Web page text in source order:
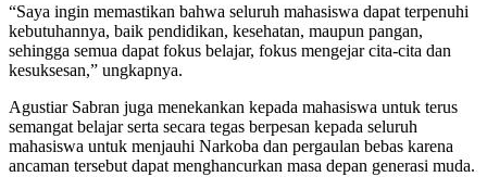
“Saya ingin memastikan bahwa seluruh mahasiswa dapat terpenuhi
kebutuhannya, baik pendidikan, kesehatan, maupun pangan,
sehingga semua dapat fokus belajar, fokus mengejar cita-cita dan
kesuksesan,” ungkapnya.
Agustiar Sabran juga menekankan kepada mahasiswa untuk terus
semangat belajar serta secara tegas berpesan kepada seluruh
mahasiswa untuk menjauhi Narkoba dan pergaulan bebas karena
ancaman tersebut dapat menghancurkan masa depan generasi muda.